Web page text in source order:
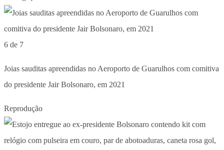
6 de 7
Joias sauditas apreendidas no Aeroporto de Guarulhos com comitiva
do presidente Jair Bolsonaro, em 2021
Reprodução